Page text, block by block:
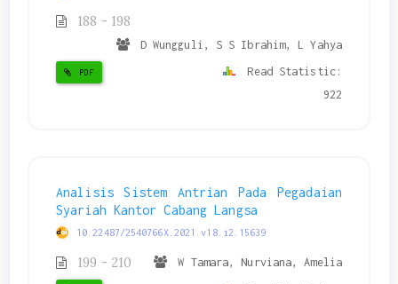
188 - 198
D Wungguli, S S Ibrahim, L Yahya
PDF
Read Statistic:
922
Analisis Sistem Antrian Pada Pegadaian
Syariah Kantor Cabang Langsa
10.22487/2540766X.2021.v18.i2.15639
199 - 210 W Tamara, Nurviana, Amelia